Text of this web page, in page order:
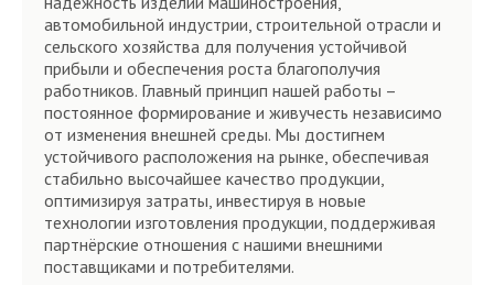
автомобильной индустрии, строительной отрасли и
сельского хозяйства для получения устойчивой
прибыли и обеспечения роста благополучия
работников. Главный принцип нашей работы –
постоянное формирование и живучесть независимо
от изменения внешней среды. Мы достигнем
устойчивого расположения на рынке, обеспечивая
стабильно высочайшее качество продукции,
оптимизируя затраты, инвестируя в новые
технологии изготовления продукции, поддерживая
партнёрские отношения с нашими внешними
поставщиками и потребителями.